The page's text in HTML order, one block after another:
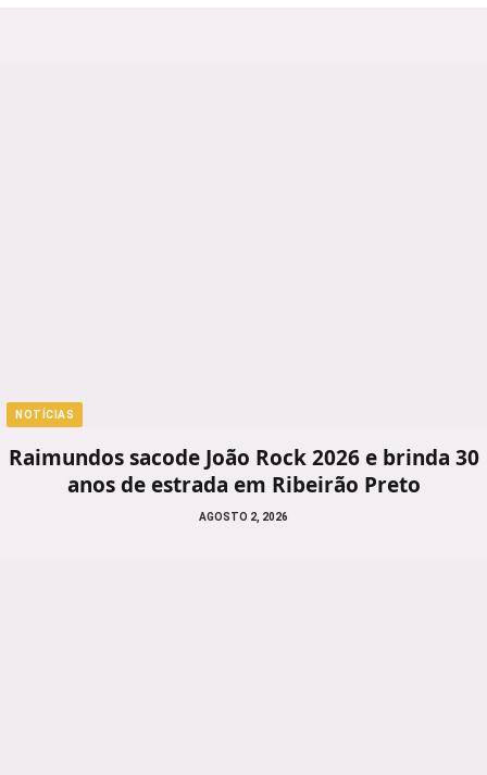
NOTÍCIAS
Raimundos sacode João Rock 2026 e brinda 30
anos de estrada em Ribeirão Preto
AGOSTO 2, 2026